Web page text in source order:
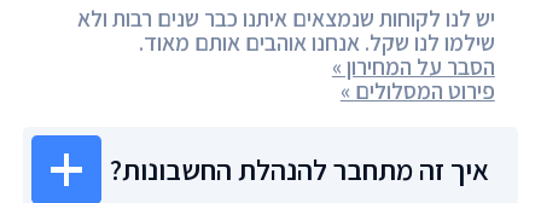
יש לנו לקוחות שנמצאים איתנו כבר שנים רבות ולא
שילמו לנו שקל. אנחנו אוהבים אותם מאוד.
הסבר על המחירון »
פירוט המסלולים »
איך זה מתחבר להנהלת החשבונות?